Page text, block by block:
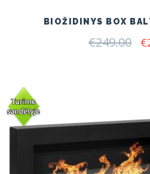
BIOŽIDINYS BOX
€249.00 €